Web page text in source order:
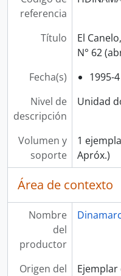
referencia
Título
El
N° 62
Fecha(s)
1995-
Nivel de
descripción
Unidad
Volumen y
soporte
1
Apróx.)
Área de contexto
Nombre
del
productor
Origen del